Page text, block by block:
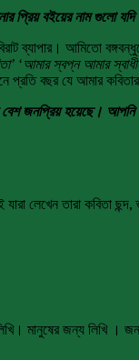
প্রিয় বইয়ের নাম গুলো যদি
ব্যাপার। আমিতো
‘আমার স্বপ্ন আমার
বছর যে আমার
জনপ্রিয় হয়েছে। আপনি
লেখেন তারা কবিতা
মানুষের জন্য লিখি ।